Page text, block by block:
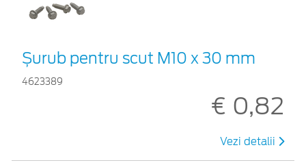
Șurub pentru scut M10 x 30 mm
4623389
€ 0,82
Vezi detalii